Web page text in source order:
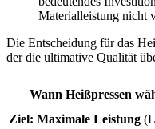
Materialleistung nicht
Die Entscheidung für das
der die ultimative Qualität
Wann Heißpressen
Ziel: Maximale Leistung